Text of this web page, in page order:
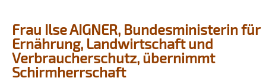
Frau Ilse AIGNER, Bundesministerin für
Ernährung, Landwirtschaft und
Verbraucherschutz, übernimmt
Schirmherrschaft